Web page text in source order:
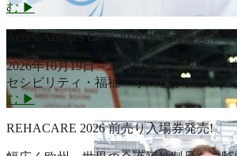
む ▶
AccessAbilities Expo 2026 出展者募集中
2026年10月19日～21日中東・アフリカ
セシビリティ・福祉・リハビリテーシ
む ▶
REHACARE 2026 前売り入場券発売!